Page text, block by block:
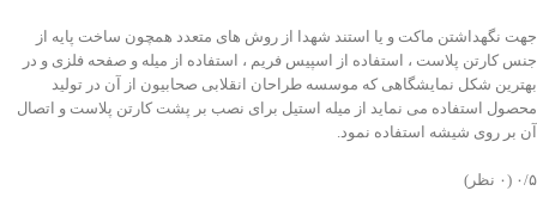
جهت نگهداشتن ماکت و یا استند شهدا از روش های متعدد همچون ساخت پایه از
جنس کارتن پلاست ، استفاده از اسپیس فریم ، استفاده از میله و صفحه فلزی و در
بهترین شکل نمایشگاهی که موسسه طراحان انقلابی صحابیون از آن در تولید
محصول استفاده می نماید از میله استیل برای نصب بر پشت کارتن پلاست و اتصال
آن بر روی شیشه استفاده نمود.
‫۰/۵ ‫(۰ نظر)